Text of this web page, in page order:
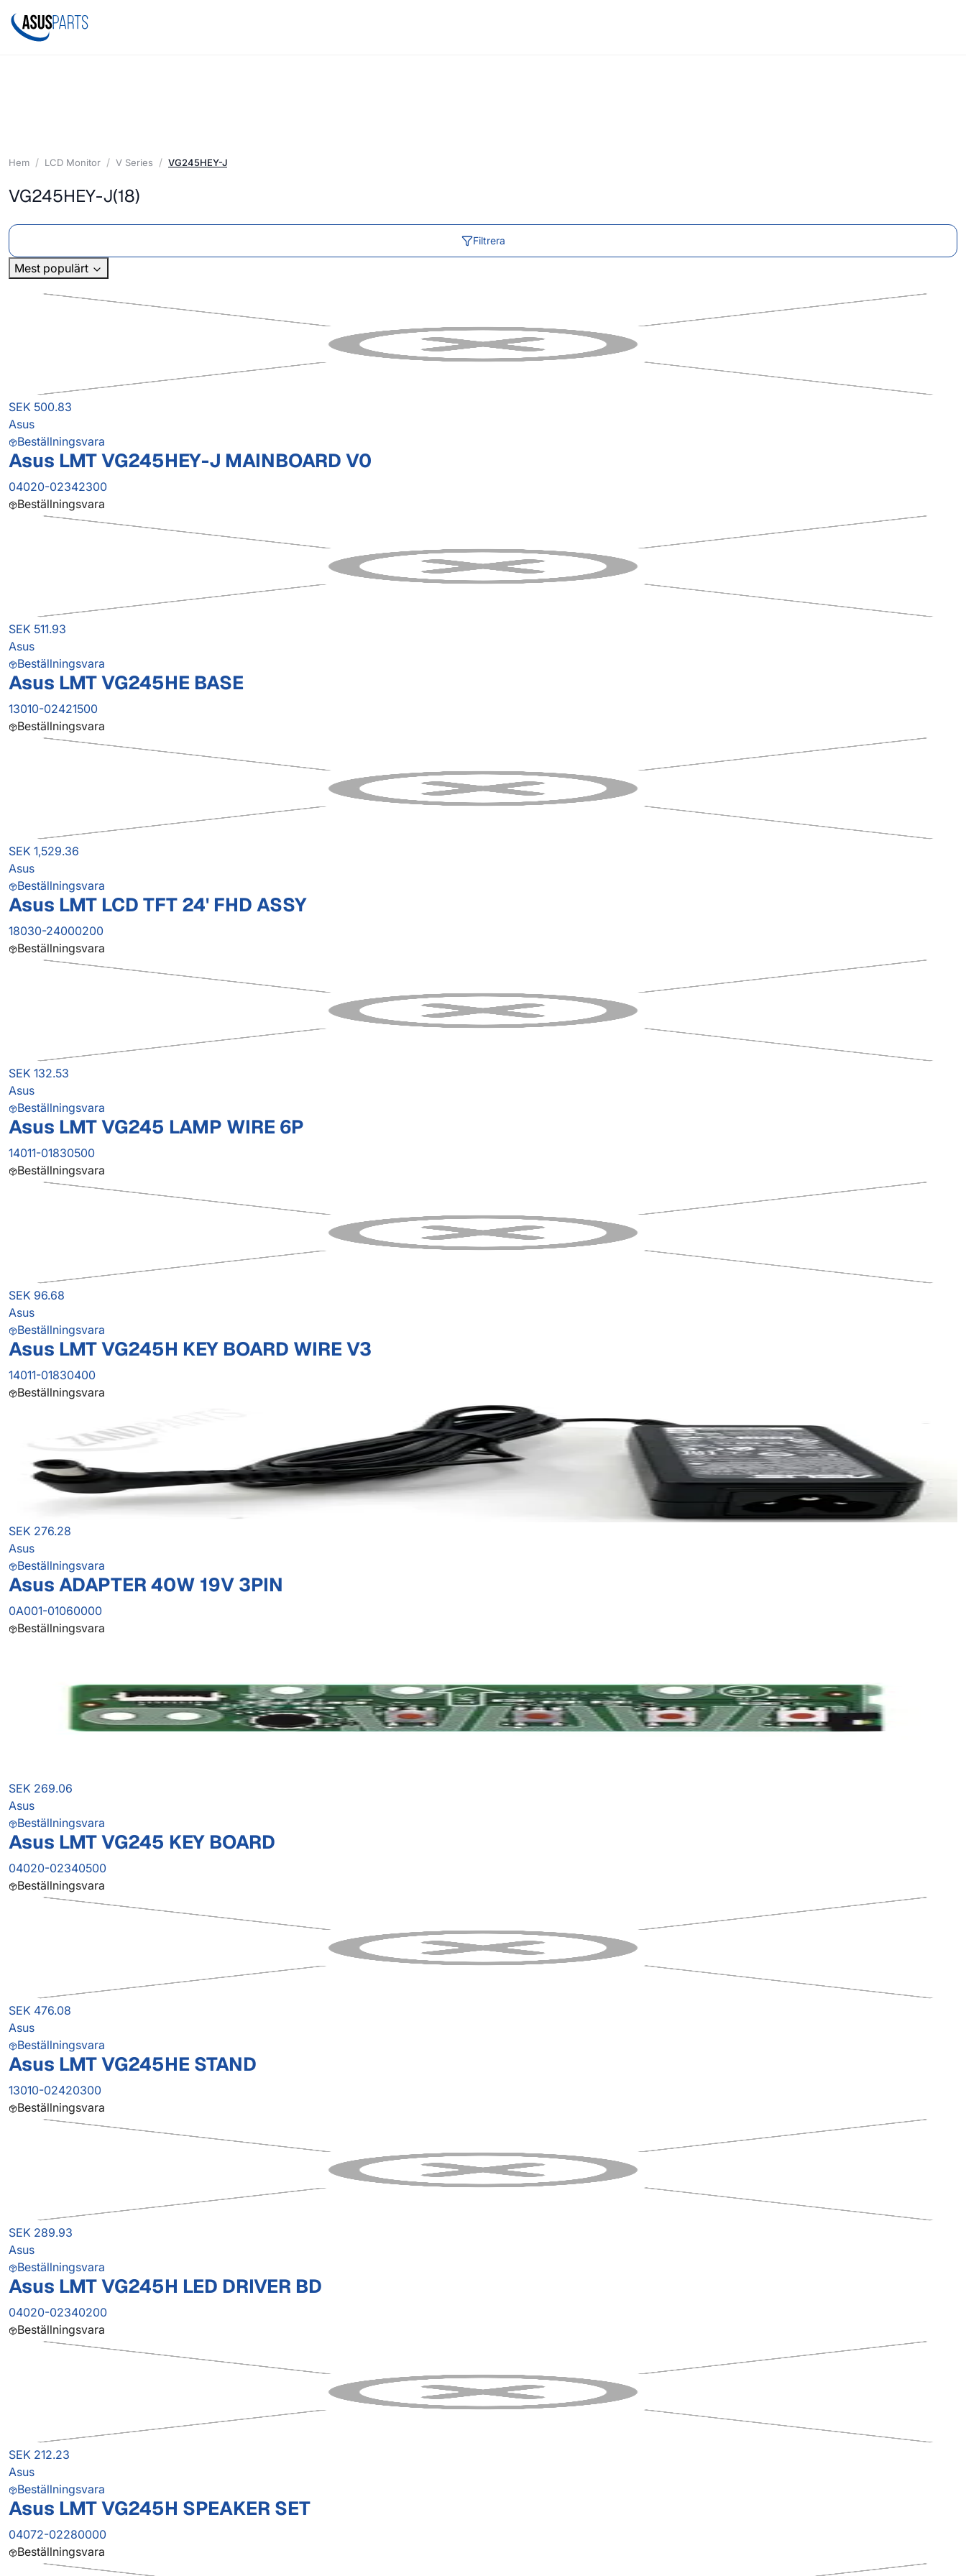
Hem LCD Monitor V Series VG245HEY-J
VG245HEY-J(18)
Filtrera
Mest populärt
SEK 500.83
Asus
Beställningsvara
Asus LMT VG245HEY-J MAINBOARD V0
04020-02342300
Beställningsvara
SEK 511.93
Asus
Beställningsvara
Asus LMT VG245HE BASE
13010-02421500
Beställningsvara
SEK 1,529.36
Asus
Beställningsvara
Asus LMT LCD TFT 24' FHD ASSY
18030-24000200
Beställningsvara
SEK 132.53
Asus
Beställningsvara
Asus LMT VG245 LAMP WIRE 6P
14011-01830500
Beställningsvara
SEK 96.68
Asus
Beställningsvara
Asus LMT VG245H KEY BOARD WIRE V3
14011-01830400
Beställningsvara
SEK 276.28
Asus
Beställningsvara
Asus ADAPTER 40W 19V 3PIN
0A001-01060000
Beställningsvara
SEK 269.06
Asus
Beställningsvara
Asus LMT VG245 KEY BOARD
04020-02340500
Beställningsvara
SEK 476.08
Asus
Beställningsvara
Asus LMT VG245HE STAND
13010-02420300
Beställningsvara
SEK 289.93
Asus
Beställningsvara
Asus LMT VG245H LED DRIVER BD
04020-02340200
Beställningsvara
SEK 212.23
Asus
Beställningsvara
Asus LMT VG245H SPEAKER SET
04072-02280000
Beställningsvara